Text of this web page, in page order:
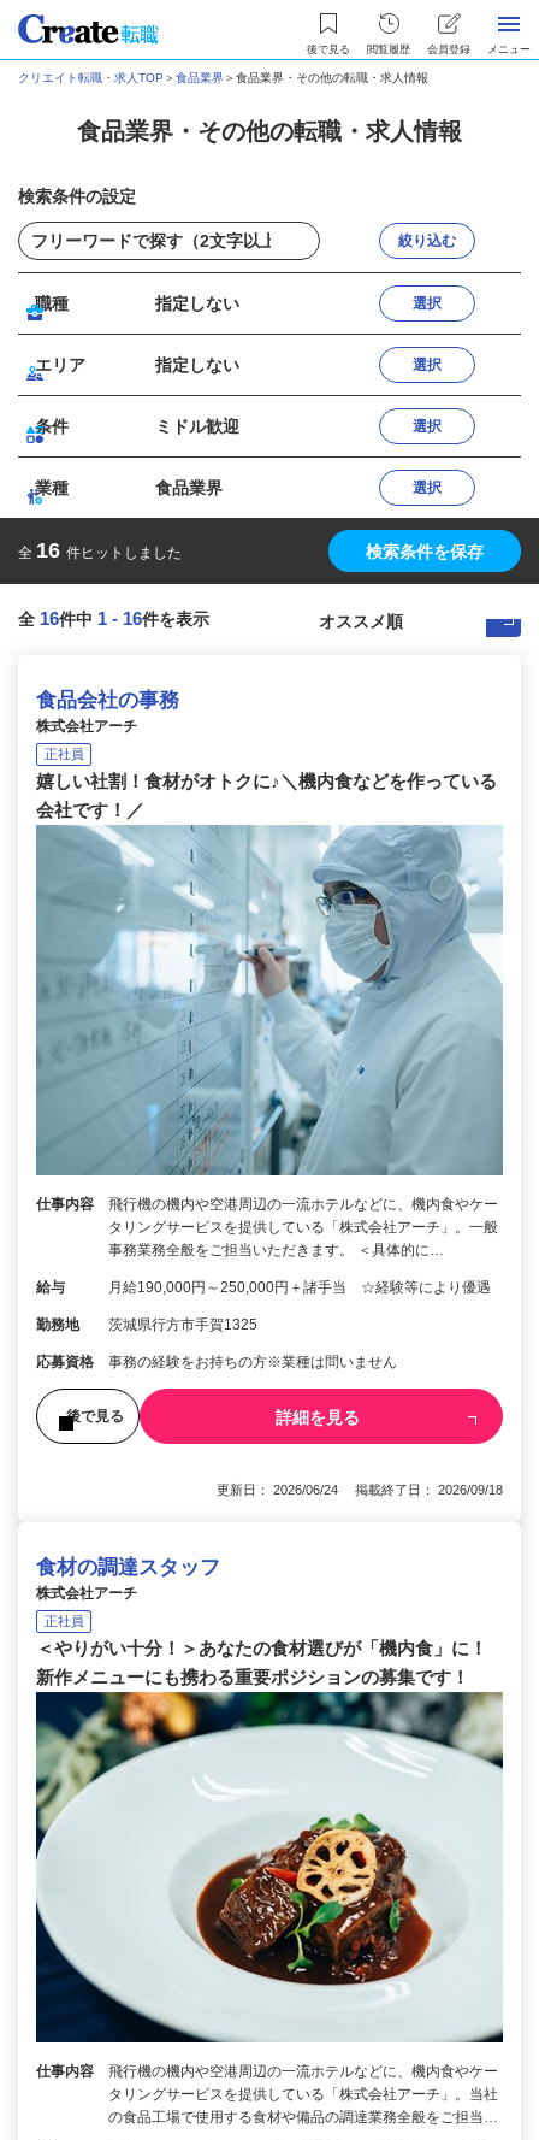
後で見る 閲覧履歴 会員登録 メニュー
クリエイト転職・求人TOP ＞食品業界＞食品業界・その他の転職・求人情報
食品業界・その他の転職・求人情報
検索条件の設定
絞り込む
職種 指定しない 選択
エリア 指定しない 選択
条件 ミドル歓迎 選択
業種 食品業界 選択
全 16 件ヒットしました 検索条件を保存
全 16件中 1 - 16件を表示
食品会社の事務
株式会社アーチ
正社員
嬉しい社割！食材がオトクに♪＼機内食などを作っている
会社です！／
仕事内容
飛行機の機内や空港周辺の一流ホテルなどに、機内食やケー
タリングサービスを提供している「株式会社アーチ」。一般
事務業務全般をご担当いただきます。 ＜具体的に…
給与 月給190,000円～250,000円＋諸手当 ☆経験等により優遇
勤務地 茨城県行方市手賀1325
応募資格 事務の経験をお持ちの方※業種は問いません
後で見る 詳細を見る
更新日： 2026/06/24 掲載終了日： 2026/09/18
食材の調達スタッフ
株式会社アーチ
正社員
＜やりがい十分！＞あなたの食材選びが「機内食」に！
新作メニューにも携わる重要ポジションの募集です！
仕事内容
飛行機の機内や空港周辺の一流ホテルなどに、機内食やケー
タリングサービスを提供している「株式会社アーチ」。当社
の食品工場で使用する食材や備品の調達業務全般をご担当…